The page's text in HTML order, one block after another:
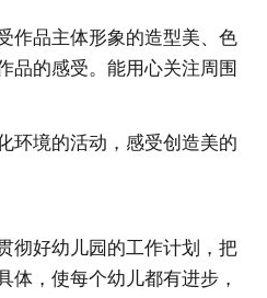
作品主体形象的造型美、色
品的感受。能用心关注周围
环境的活动，感受创造美的
彻好幼儿园的工作计划，把
体，使每个幼儿都有进步，